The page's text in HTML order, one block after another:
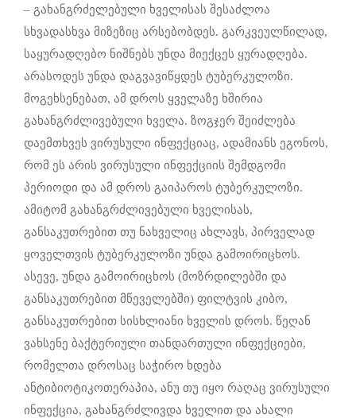
– გახანგრძელებული ხველისას შესაძლოა
სხვადასხვა მიზეზიც არსებობდეს. გარკვეულწილად,
საყურადღებო ნიშნებს უნდა მიექცეს ყურადღება.
არასოდეს უნდა დაგვავიწყდეს ტუბერკულოზი.
მოგეხსენებათ, ამ დროს ყველაზე ხშირია
გახანგრძლივებული ხველა. ზოგჯერ შეიძლება
დაემთხვეს ვირუსული ინფექციაც, ადამიანს ეგონოს,
რომ ეს არის ვირუსული ინფექციის შემდგომი
პერიოდი და ამ დროს გაიპაროს ტუბერკულოზი.
ამიტომ გახანგრძლივებული ხველისას,
განსაკუთრებით თუ ნახველიც ახლავს, პირველად
ყოველთვის ტუბერკულოზი უნდა გამოირიცხოს.
ასევე, უნდა გამოირიცხოს (მოზრდილებში და
განსაკუთრებით მწეველებში) ფილტვის კიბო,
განსაკუთრებით სისხლიანი ხველის დროს. წეღან
ვახსენე ბაქტერიული თანდართული ინფექციები,
რომელთა დროსაც საჭირო ხდება
ანტიბიოტიკოთერაპია, ანუ თუ იყო რაღაც ვირუსული
ინფექცია, გახანგრძლივდა ხველით და ახალი